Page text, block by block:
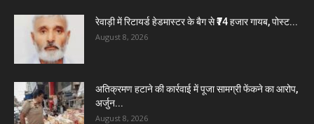
रेवाड़ी में रिटायर्ड हेडमास्टर के बैग से ₹74 हजार गायब, पोस्ट...
August 8, 2026
अतिक्रमण हटाने की कार्रवाई में पूजा सामग्री फेंकने का आरोप,
अर्जुन...
August 8, 2026